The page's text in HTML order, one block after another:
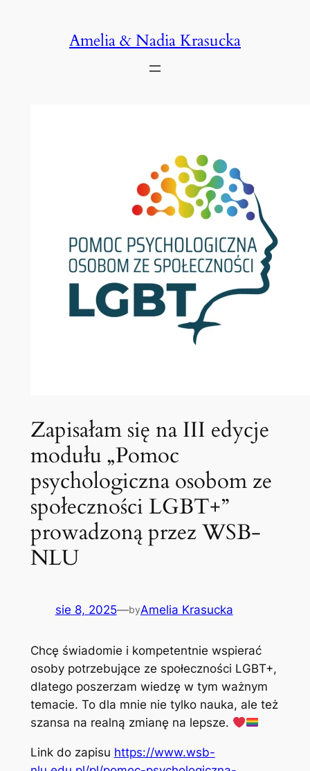
Amelia & Nadia Krasucka
Zapisałam się na III edycje
modułu „Pomoc
psychologiczna osobom ze
społeczności LGBT+”
prowadzoną przez WSB-
NLU
sie 8, 2025—byAmelia Krasucka
Chcę świadomie i kompetentnie wspierać
osoby potrzebujące ze społeczności LGBT+,
dlatego poszerzam wiedzę w tym ważnym
temacie. To dla mnie nie tylko nauka, ale też
szansa na realną zmianę na lepsze.
Link do zapisu https://www.wsb-